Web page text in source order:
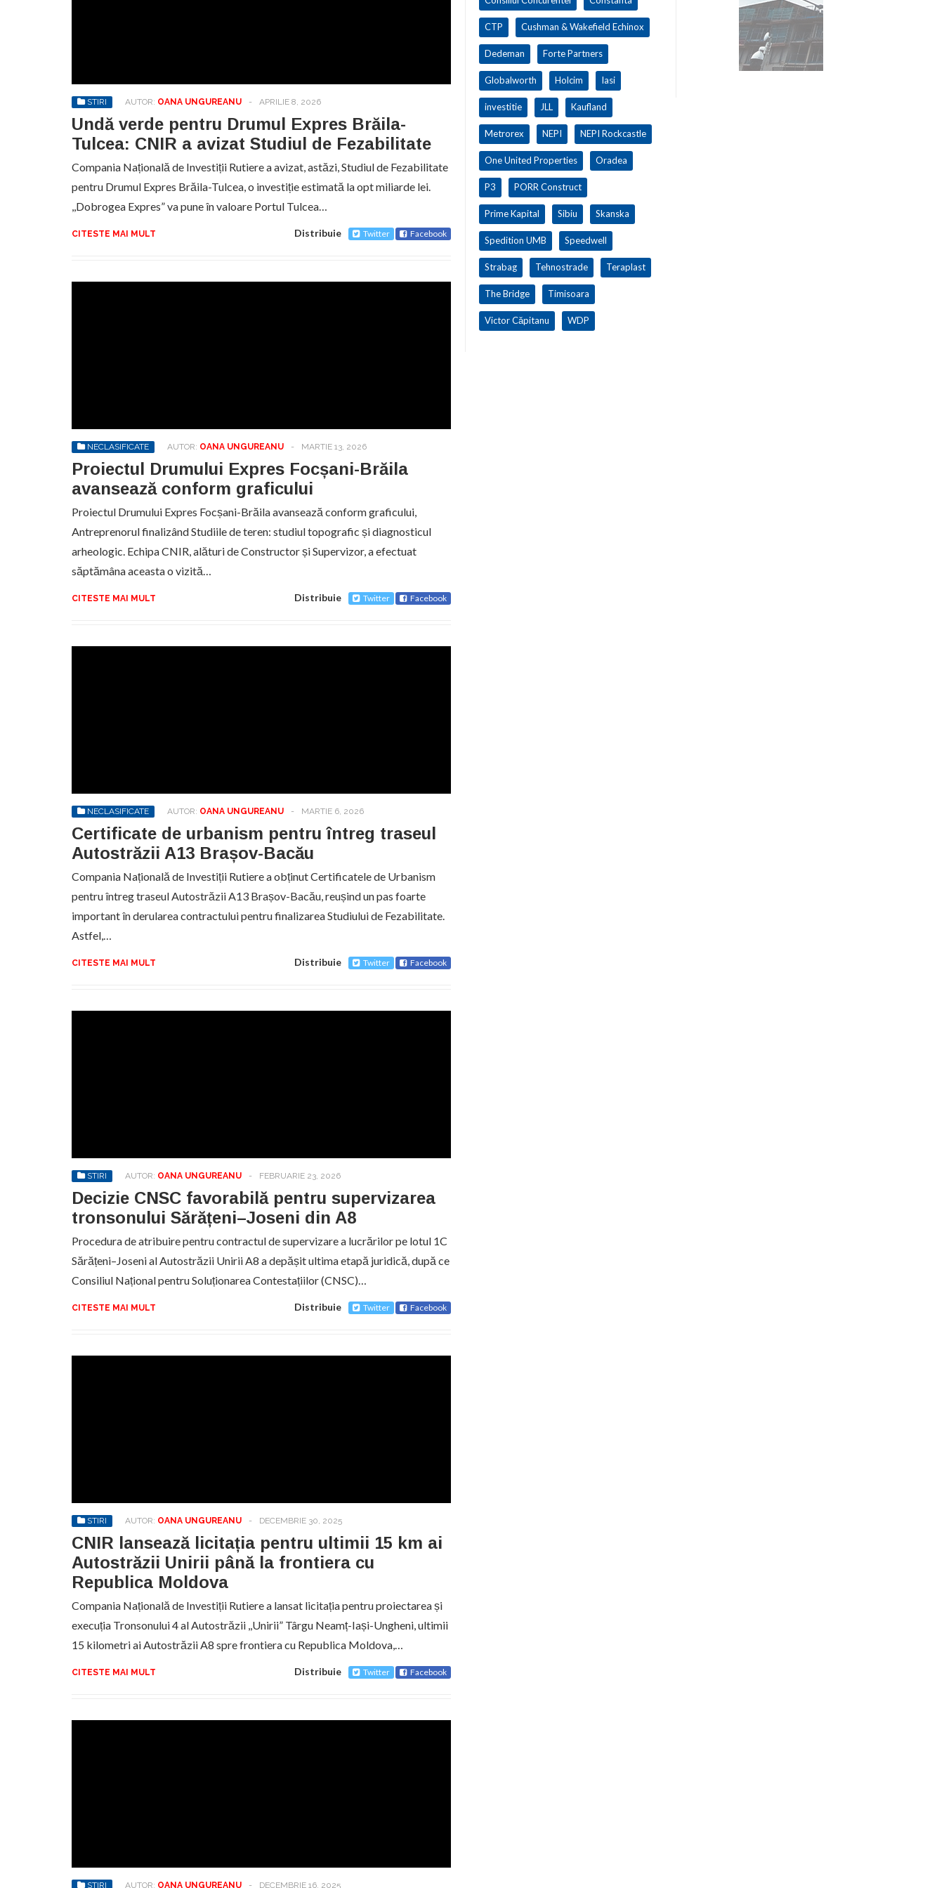
STIRI AUTOR: OANA UNGUREANU - APRILIE 8, 2026
Undă verde pentru Drumul Expres Brăila-
Tulcea: CNIR a avizat Studiul de Fezabilitate
Compania Națională de Investiții Rutiere a avizat, astăzi, Studiul de Fezabilitate
pentru Drumul Expres Brăila-Tulcea, o investiție estimată la opt miliarde lei.
,,Dobrogea Expres” va pune în valoare Portul Tulcea…
CITESTE MAI MULT Distribuie Twitter Facebook
NECLASIFICATE AUTOR: OANA UNGUREANU - MARTIE 13, 2026
Proiectul Drumului Expres Focșani-Brăila
avansează conform graficului
Proiectul Drumului Expres Focșani-Brăila avansează conform graficului,
Antreprenorul finalizând Studiile de teren: studiul topografic și diagnosticul
arheologic. Echipa CNIR, alături de Constructor și Supervizor, a efectuat
săptămâna aceasta o vizită…
CITESTE MAI MULT Distribuie Twitter Facebook
NECLASIFICATE AUTOR: OANA UNGUREANU - MARTIE 6, 2026
Certificate de urbanism pentru întreg traseul
Autostrăzii A13 Brașov-Bacău
Compania Națională de Investiții Rutiere a obținut Certificatele de Urbanism
pentru întreg traseul Autostrăzii A13 Brașov-Bacău, reușind un pas foarte
important în derularea contractului pentru finalizarea Studiului de Fezabilitate.
Astfel,…
CITESTE MAI MULT Distribuie Twitter Facebook
STIRI AUTOR: OANA UNGUREANU - FEBRUARIE 23, 2026
Decizie CNSC favorabilă pentru supervizarea
tronsonului Sărățeni–Joseni din A8
Procedura de atribuire pentru contractul de supervizare a lucrărilor pe lotul 1C
Sărățeni–Joseni al Autostrăzii Unirii A8 a depășit ultima etapă juridică, după ce
Consiliul Național pentru Soluționarea Contestațiilor (CNSC)…
CITESTE MAI MULT Distribuie Twitter Facebook
STIRI AUTOR: OANA UNGUREANU - DECEMBRIE 30, 2025
CNIR lansează licitația pentru ultimii 15 km ai
Autostrăzii Unirii până la frontiera cu
Republica Moldova
Compania Națională de Investiții Rutiere a lansat licitația pentru proiectarea și
execuția Tronsonului 4 al Autostrăzii ,,Unirii” Târgu Neamț-Iași-Ungheni, ultimii
15 kilometri ai Autostrăzii A8 spre frontiera cu Republica Moldova,…
CITESTE MAI MULT Distribuie Twitter Facebook
STIRI AUTOR: OANA UNGUREANU - DECEMBRIE 16, 2025
CTP Cushman & Wakefield Echinox
Dedeman Forte Partners
Globalworth Holcim Iasi
investitie JLL Kaufland
Metrorex NEPI NEPI Rockcastle
One United Properties Oradea
P3 PORR Construct
Prime Kapital Sibiu Skanska
Spedition UMB Speedwell
Strabag Tehnostrade Teraplast
The Bridge Timisoara
Victor Căpitanu WDP